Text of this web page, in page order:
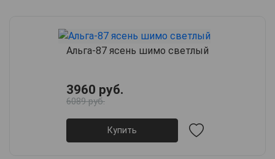
Альга-87 ясень шимо светлый
3960 руб.
6089 руб.
Купить